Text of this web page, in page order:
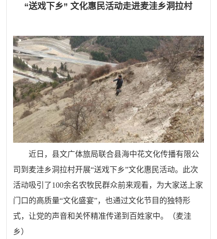
“送戏下乡” 文化惠民活动走进麦洼乡洞拉村
近日，县文广体旅局联合县海中花文化传播有限公
司到麦洼乡洞拉村开展“送戏下乡”文化惠民活动。此次
活动吸引了100余名农牧民群众前来观看，为大家送上家
门口的高质量“文化盛宴”，也通过文化节目的独特形
式，让党的声音和关怀精准传递到百姓家中。（麦洼
乡）